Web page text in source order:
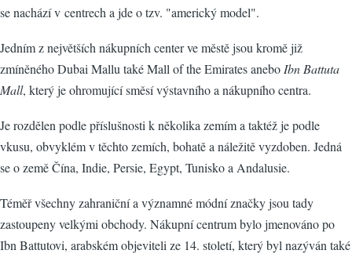
se nachází v centrech a jde o tzv. "americký model".
Jedním z největších nákupních center ve městě jsou kromě již
zmíněného Dubai Mallu také Mall of the Emirates anebo Ibn Battuta
Mall, který je ohromující směsí výstavního a nákupního centra.
Je rozdělen podle příslušnosti k několika zemím a taktéž je podle
vkusu, obvyklém v těchto zemích, bohatě a náležitě vyzdoben. Jedná
se o země Čína, Indie, Persie, Egypt, Tunisko a Andalusie.
Téměř všechny zahraniční a významné módní značky jsou tady
zastoupeny velkými obchody. Nákupní centrum bylo jmenováno po
Ibn Battutovi, arabském objeviteli ze 14. století, který byl nazýván také